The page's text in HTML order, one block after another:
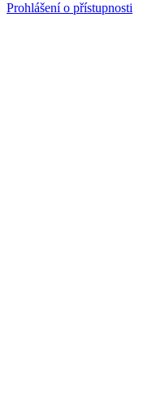
Prohlášení o přístupnosti